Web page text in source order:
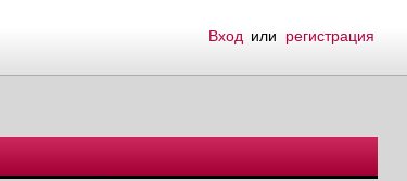
Вход или регистрация